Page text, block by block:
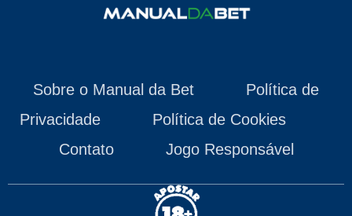
Sobre o Manual da Bet
Política de
Privacidade
Política de Cookies
Contato
Jogo Responsável